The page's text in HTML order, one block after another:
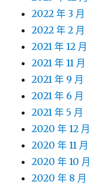
2022 年 3 月
2022 年 2 月
2021 年 12 月
2021 年 11 月
2021 年 9 月
2021 年 6 月
2021 年 5 月
2020 年 12 月
2020 年 11 月
2020 年 10 月
2020 年 8 月